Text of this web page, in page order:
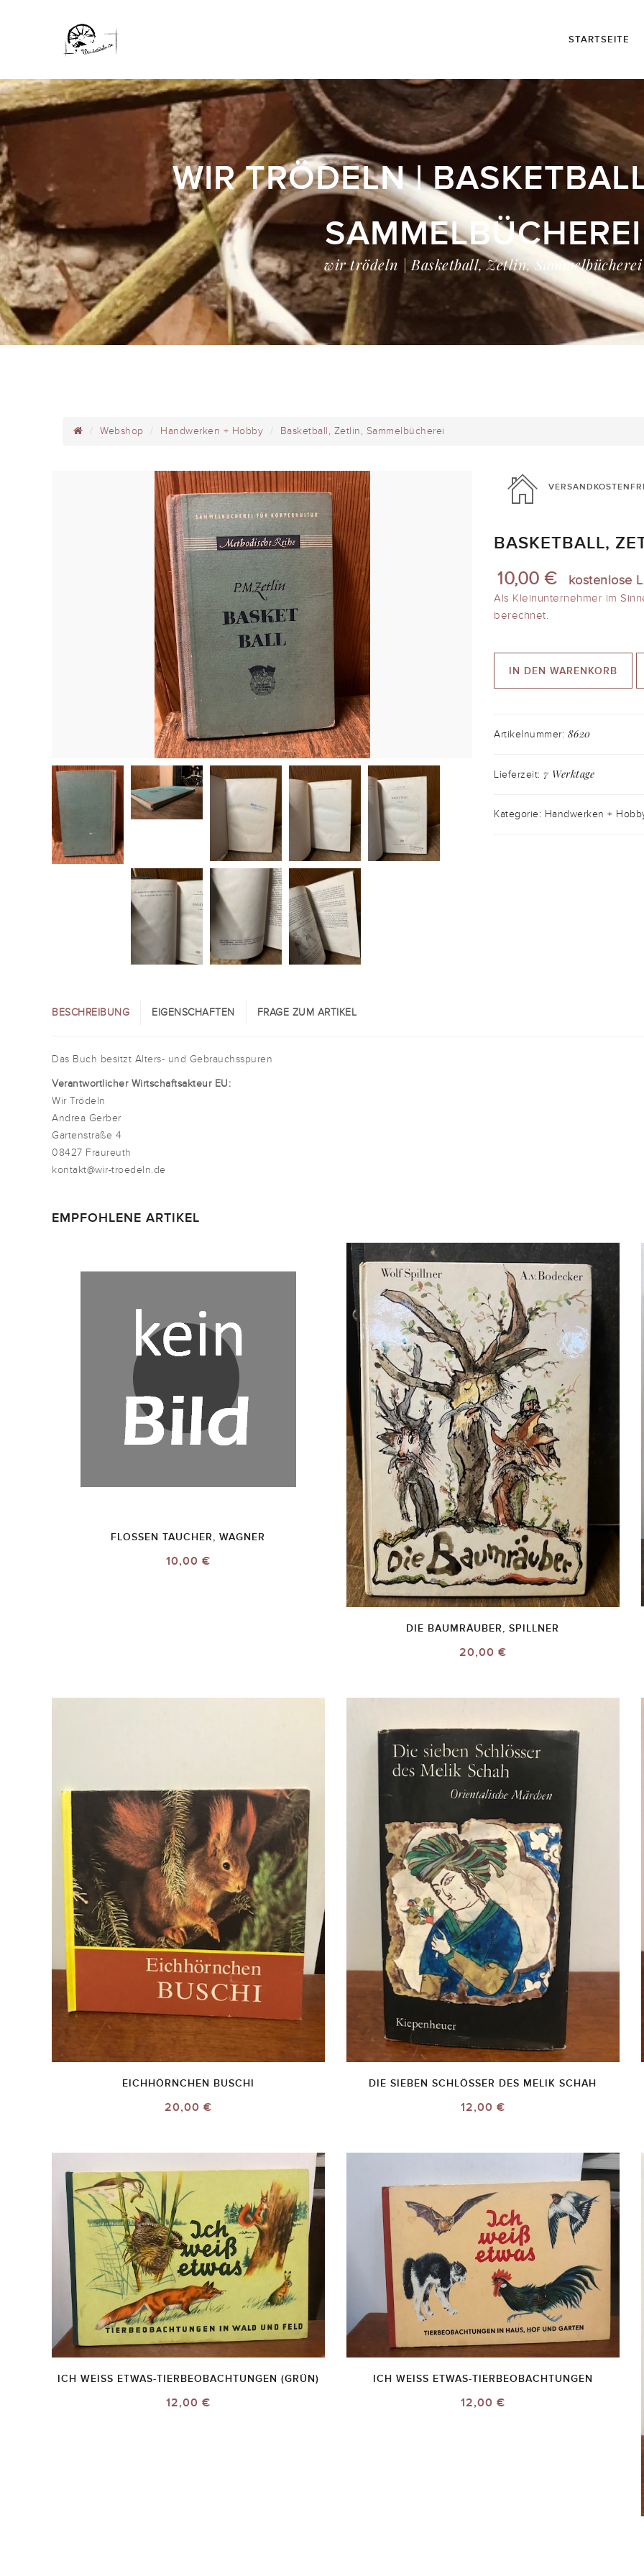
STARTSEITE
WIR TRÖDELN |
SAMMELBÜCHEREI
wir trödeln | Basketball, Zetlin, Sammelbücherei
Webshop Handwerken + Hobby Basketball, Zetlin, Sammelbücherei
BASKETBALL,
10,00 € kostenlose
Als Kleinunternehmer im
berechnet.
IN DEN WARENKORB
Artikelnummer: 8620
Lieferzeit: 7 Werktage
Kategorie: Handwerken +
BESCHREIBUNG EIGENSCHAFTEN FRAGE ZUM ARTIKEL
Das Buch besitzt Alters- und Gebrauchsspuren
Verantwortlicher Wirtschaftsakteur EU:
Wir Trödeln
Andrea Gerber
Gartenstraße 4
08427 Fraureuth
kontakt@wir-troedeln.de
EMPFOHLENE ARTIKEL
FLOSSEN TAUCHER, WAGNER
10,00 €
DIE BAUMRÄUBER, SPILLNER
20,00 €
EICHHÖRNCHEN BUSCHI
20,00 €
DIE SIEBEN SCHLÖSSER DES MELIK SCHAH
12,00 €
ICH WEISS ETWAS-TIERBEOBACHTUNGEN (GRÜN)
12,00 €
ICH WEISS ETWAS-TIERBEOBACHTUNGEN
12,00 €